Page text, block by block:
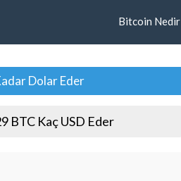
Bitcoin Nedir
Dolar Eder
BTC Kaç USD Eder